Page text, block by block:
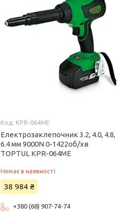
KPR-064ME
Електрозаклепочник 3.2, 4.0, 4.8,
6.4 мм 9000N 0-1422об/хв
TOPTUL KPR-064ME
Немає в наявності
38 984 ₴
+380 (68) 907-74-74